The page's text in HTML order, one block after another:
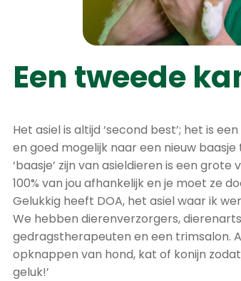
Een tweede
Het asiel is altijd ‘second best’; het is
en goed mogelijk naar een nieuw baasje
‘baasje’ zijn van asieldieren is een
100% van jou afhankelijk en je moet ze
Gelukkig heeft DOA, het asiel waar ik
We hebben dierenverzorgers,
gedragstherapeuten en een trimsalon.
opknappen van hond, kat of konijn
geluk!’